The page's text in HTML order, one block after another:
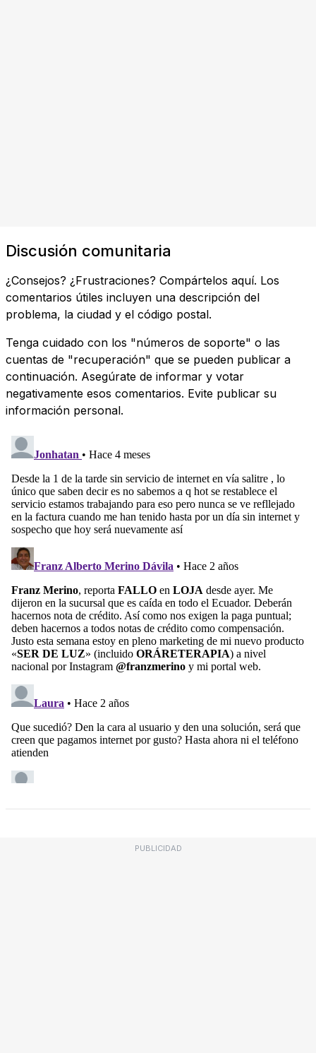
Discusión comunitaria
¿Consejos? ¿Frustraciones? Compártelos aquí. Los
comentarios útiles incluyen una descripción del
problema, la ciudad y el código postal.
Tenga cuidado con los "números de soporte" o las
cuentas de "recuperación" que se pueden publicar a
continuación. Asegúrate de informar y votar
negativamente esos comentarios. Evite publicar su
información personal.
PUBLICIDAD